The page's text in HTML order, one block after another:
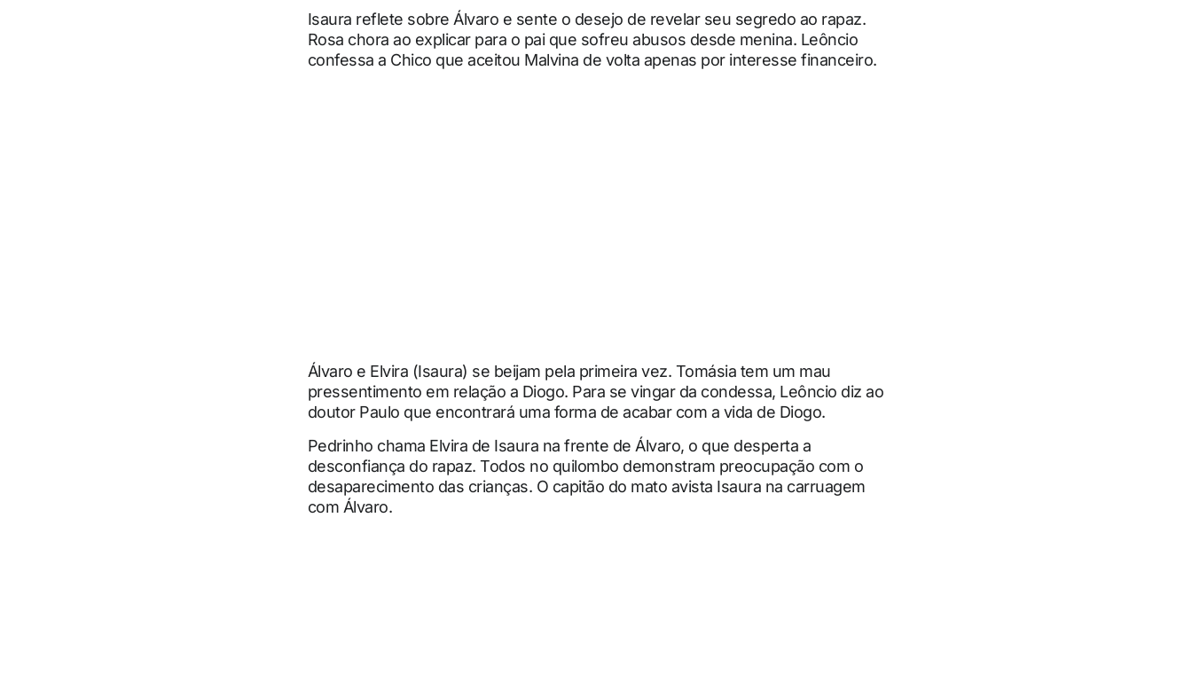
Isaura reflete sobre Álvaro e sente o desejo de revelar seu segredo ao rapaz.
Rosa chora ao explicar para o pai que sofreu abusos desde menina. Leôncio
confessa a Chico que aceitou Malvina de volta apenas por interesse financeiro.
Álvaro e Elvira (Isaura) se beijam pela primeira vez. Tomásia tem um mau
pressentimento em relação a Diogo. Para se vingar da condessa, Leôncio diz ao
doutor Paulo que encontrará uma forma de acabar com a vida de Diogo.
Pedrinho chama Elvira de Isaura na frente de Álvaro, o que desperta a
desconfiança do rapaz. Todos no quilombo demonstram preocupação com o
desaparecimento das crianças. O capitão do mato avista Isaura na carruagem
com Álvaro.